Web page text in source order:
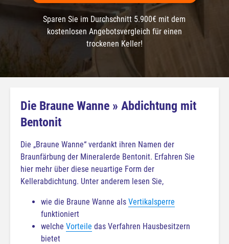
Sparen Sie im Durchschnitt 5.900€ mit dem
kostenlosen Angebotsvergleich für einen
trockenen Keller!
Die Braune Wanne » Abdichtung mit
Bentonit
Die „Braune Wanne“ verdankt ihren Namen der
Braunfärbung der Mineralerde Bentonit. Erfahren Sie
hier mehr über diese neuartige Form der
Kellerabdichtung. Unter anderem lesen Sie,
wie die Braune Wanne als Vertikalsperre
funktioniert
welche Vorteile das Verfahren Hausbesitzern
bietet